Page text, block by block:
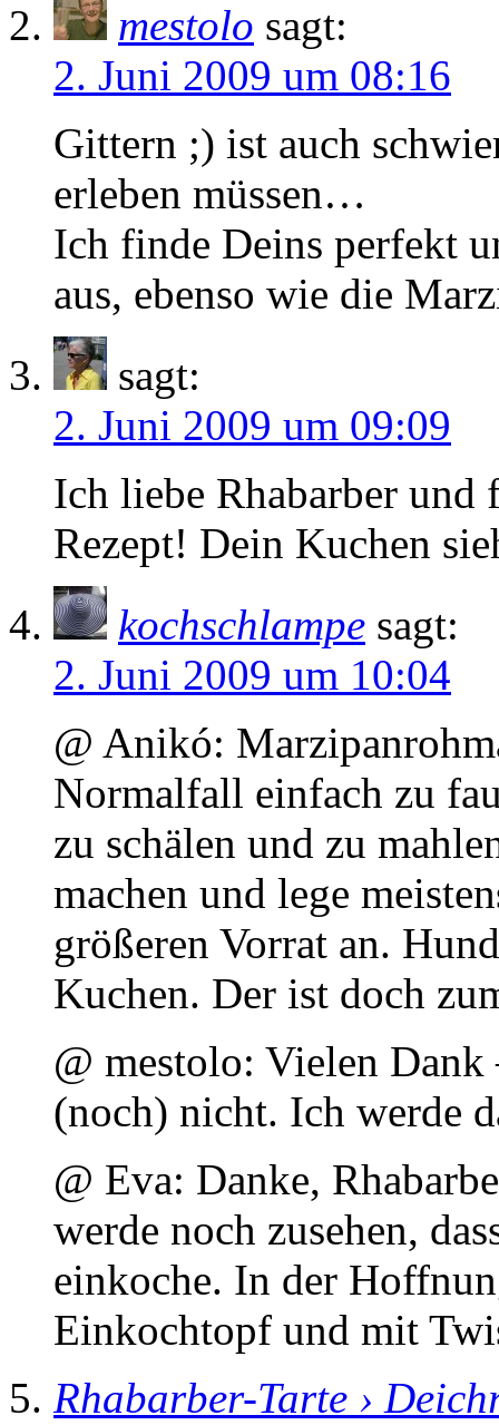
mestolo sagt:
2. Juni 2009 um 08:16
Gittern ;) ist auch
erleben müssen…
Ich finde Deins perfekt
aus, ebenso wie die
sagt:
2. Juni 2009 um 09:09
Ich liebe Rhabarber und
Rezept! Dein Kuchen
kochschlampe sagt:
2. Juni 2009 um 10:04
@ Anikó:
Normalfall einfach zu
zu schälen und zu
machen und lege
größeren Vorrat an.
Kuchen. Der ist doch
@ mestolo: Vielen Dank
(noch) nicht. Ich werde
@ Eva: Danke,
werde noch zusehen,
einkoche. In der
Einkochtopf und mit
Rhabarber-Tarte ›